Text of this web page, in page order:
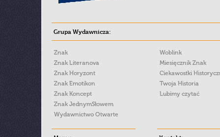
Grupa Wydawnicza:
Znak
Znak Literanova
Znak Horyzont
Znak Emotikon
Znak Koncept
Znak JednymSłowem
Wydawnictwo Otwarte
Woblink
Miesięcznik Znak
Ciekawostki
Twoja Historia
Lubimy czytać